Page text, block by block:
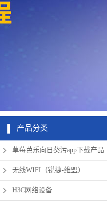
产品分类
草莓芭乐向日葵污app下载产品
无线WIFI（锐捷-维盟）
H3C网络设备